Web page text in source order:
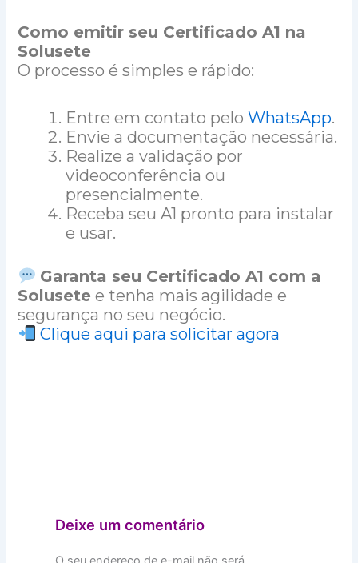
Como emitir seu Certificado A1 na
Solusete
O processo é simples e rápido:
Entre em contato peloWhatsApp.
Envie a documentação necessária.
Realize a validação por
videoconferência ou
presencialmente.
Receba seu A1 pronto para instalar
e usar.
Garanta seu Certificado A1 com a
Solusete e tenha mais agilidade e
segurança no seu negócio.
Clique aqui para solicitar agora
Deixe um comentário